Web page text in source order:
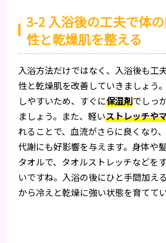
3-2 入浴後の工夫で体
性と乾燥肌を整える
入浴方法だけではなく、入浴後も工
性と乾燥肌を改善していきましょう
しやすいため、すぐに保湿剤でしっ
ましょう。また、軽いストレッチや
れることで、血流がさらに良くなり
代謝にも好影響を与えます。身体や
タオルで、タオルストレッチなどを
いですね。入浴の後にひと手間加え
から冷えと乾燥に強い状態を育ててい